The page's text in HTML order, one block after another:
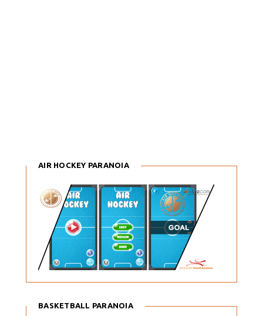
AIR HOCKEY PARANOIA
BASKETBALL PARANOIA